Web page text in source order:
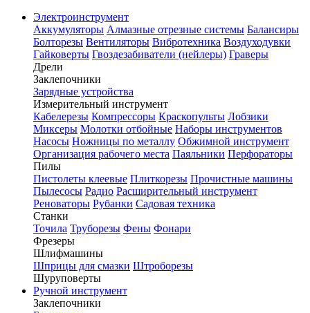
Электроинструмент
Аккумуляторы Алмазные отрезные системы Балансиры
Болторезы Вентиляторы Вибротехника Воздуходувки
Гайковерты Гвоздезабиватели (нейлеры) Граверы
Дрели
Заклепочники
Зарядные устройства
Измерительный инструмент
Кабелерезы Компрессоры Краскопульты Лобзики
Миксеры Молотки отбойные Наборы инструментов
Насосы Ножницы по металлу Обжимной инструмент
Организация рабочего места Паяльники Перфораторы
Пилы
Пистолеты клеевые Плиткорезы Прочистные машины
Пылесосы Радио Расширительный инструмент
Реноваторы Рубанки Садовая техника
Станки
Точила Труборезы Фены Фонари
Фрезеры
Шлифмашины
Шприцы для смазки Штроборезы
Шуруповерты
Ручной инструмент
Заклепочники